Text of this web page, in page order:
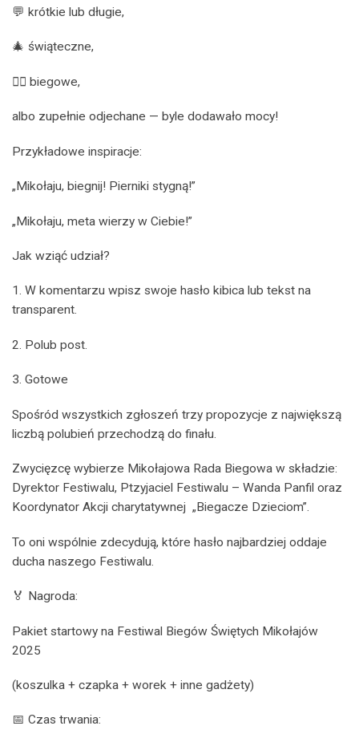
💬 krótkie lub długie,
🎄 świąteczne,
🏃‍♀️ biegowe,
albo zupełnie odjechane — byle dodawało mocy!
Przykładowe inspiracje:
„Mikołaju, biegnij! Pierniki stygną!”
„Mikołaju, meta wierzy w Ciebie!”
Jak wziąć udział?
1. W komentarzu wpisz swoje hasło kibica lub tekst na
transparent.
2. Polub post.
3. Gotowe
Spośród wszystkich zgłoszeń trzy propozycje z największą
liczbą polubień przechodzą do finału.
Zwycięzcę wybierze Mikołajowa Rada Biegowa w składzie:
Dyrektor Festiwalu, Ptzyjaciel Festiwalu – Wanda Panfil oraz
Koordynator Akcji charytatywnej „Biegacze Dzieciom”.
To oni wspólnie zdecydują, które hasło najbardziej oddaje
ducha naszego Festiwalu.
🏅 Nagroda:
Pakiet startowy na Festiwal Biegów Świętych Mikołajów
2025
(koszulka + czapka + worek + inne gadżety)
📅 Czas trwania: